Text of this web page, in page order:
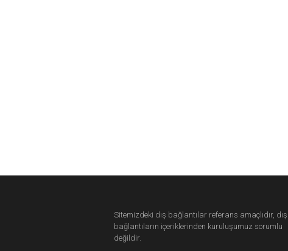
Sitemizdeki dış bağlantılar referans amaçlıdır, dış
bağlantıların içeriklerinden kuruluşumuz sorumlu
değildir.